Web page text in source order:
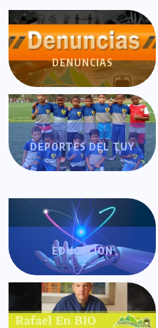
DENUNCIAS
DEPORTES DEL TUY
EDUCACIÓN